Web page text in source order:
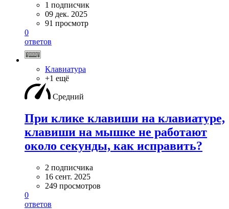
1 подписчик
09 дек. 2025
91 просмотр
0
ответов
Клавиатура
+1 ещё
Средний
При клике клавиши на клавиатуре,
клавиши на мышке не работают
около секунды, как исправить?
2 подписчика
16 сент. 2025
249 просмотров
0
ответов